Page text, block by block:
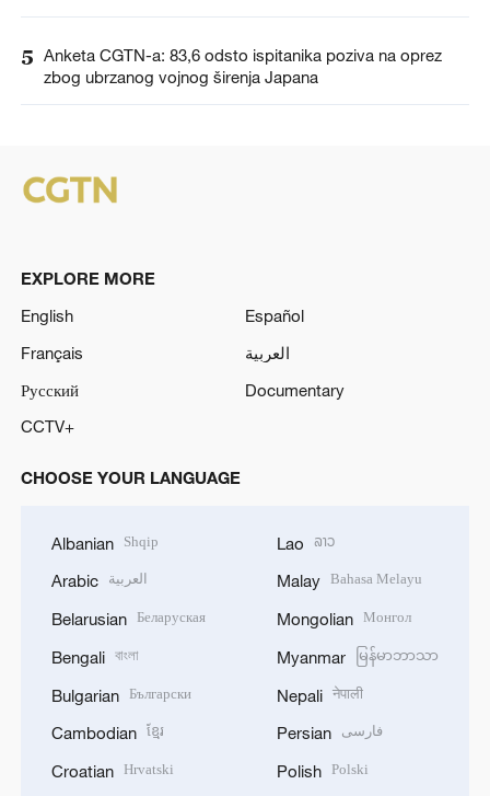
5 Anketa CGTN-a: 83,6 odsto ispitanika poziva na oprez
zbog ubrzanog vojnog širenja Japana
EXPLORE MORE
English
Español
Français
العربية
Русский
Documentary
CCTV+
CHOOSE YOUR LANGUAGE
Albanian Shqip
Arabic العربية
Belarusian Беларуская
Bengali বাংলা
Bulgarian Български
Cambodian ខ្មែរ
Croatian Hrvatski
Lao ລາວ
Malay Bahasa Melayu
Mongolian Монгол
Myanmar မြန်မာဘာသာ
Nepali नेपाली
Persian فارسی
Polish Polski